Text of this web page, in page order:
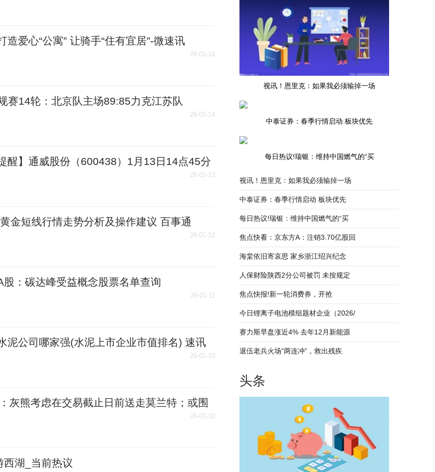
造爱心“公寓” 让骑手“住有宜居”-微速讯
26-01-14
赛14轮：北京队主场89:85力克江苏队
26-01-14
醒】通威股份（600438）1月13日14点45分
低 今头条
26-01-13
金短线行情走势分析及操作建议 百事通
26-01-12
股：碳达峰受益概念股票名单查询
9）
26-01-11
泥公司哪家强(水泥上市企业市值排名) 速讯
26-01-10
灰熊考虑在交易截止日前送走莫兰特；或围
建队
26-01-10
西湖_当前热议
视讯！恩里克：如果我必须输掉一场
中泰证券：春季行情启动 板块优先
每日热议!瑞银：维持中国燃气的“买
视讯！恩里克：如果我必须输掉一场
中泰证券：春季行情启动 板块优先
每日热议!瑞银：维持中国燃气的“买
焦点快看：京东方A：注销3.70亿股回
海棠依旧寄哀思 家乡浙江绍兴纪念
人保财险陕西2分公司被罚 未按规定
焦点快报!新一轮消费券，开抢
今日锂离子电池模组题材企业（2026/
赛力斯早盘涨近4% 去年12月新能源
退伍老兵火场“两连冲”，救出残疾
头条